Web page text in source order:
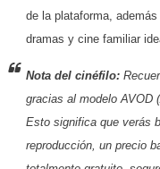
de la plataforma,
dramas y cine familiar
Nota del cinéfilo:
gracias al modelo AVOD (
Esto significa que verás
reproducción, un precio